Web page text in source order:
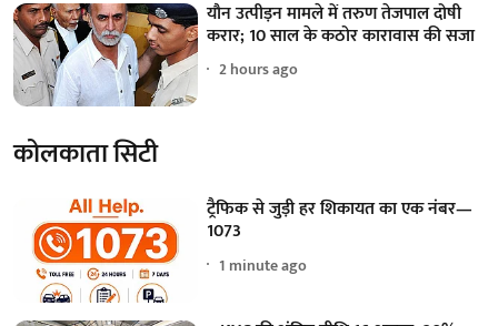
यौन उत्पीड़न मामले में तरुण तेजपाल दोषी
करार; 10 साल के कठोर कारावास की सजा
2 hours ago
कोलकाता सिटी
ट्रैफिक से जुड़ी हर शिकायत का एक नंबर—
1073
1 minute ago